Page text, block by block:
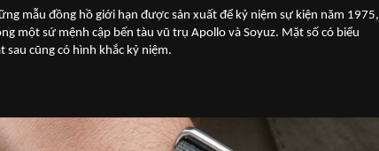
mẫu đồng hồ giới hạn được sản xuất để kỷ niệm sự kiện năm 1975,
một sứ mệnh cập bến tàu vũ trụ Apollo và Soyuz. Mặt số có biểu
sau cũng có hình khắc kỷ niệm.